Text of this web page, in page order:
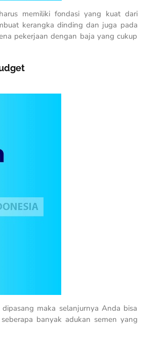
memiliki fondasi yang kuat dari
kerangka dinding dan juga pada
pekerjaan dengan baja yang cukup
maka selanjurnya Anda bisa
banyak adukan semen yang